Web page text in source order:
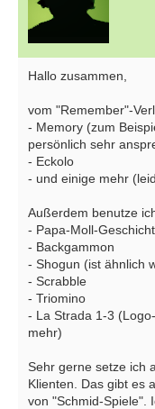
Hallo zusammen,
vom "Remember"-
- Memory (zum
persönlich sehr
- Eckolo
- und einige mehr
Außerdem benutze
- Papa-Moll-
- Backgammon
- Shogun (ist ähnlich
- Scrabble
- Triomino
- La Strada 1-3
mehr)
Sehr gerne setze ich
Klienten. Das gibt es
von "Schmid-Spiele".